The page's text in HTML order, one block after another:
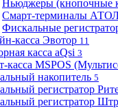
Ньюджеры (кнопочные
Смарт-терминалы
Фискальные
касса Эвотор 11
касса aQsi 3
касса MSPOS
накопитель 5
регистратор
регистратор